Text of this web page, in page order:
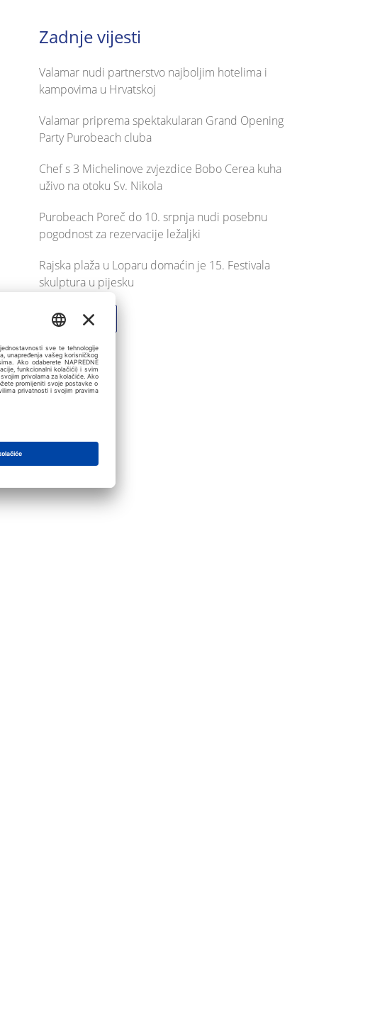
Zadnje vijesti
Valamar nudi partnerstvo najboljim hotelima i
kampovima u Hrvatskoj
Valamar priprema spektakularan Grand Opening
Party Purobeach cluba
Chef s 3 Michelinove zvjezdice Bobo Cerea kuha
uživo na otoku Sv. Nikola
Purobeach Poreč do 10. srpnja nudi posebnu
pogodnost za rezervacije ležaljki
Rajska plaža u Loparu domaćin je 15. Festivala
skulptura u pijesku
Pokaži još